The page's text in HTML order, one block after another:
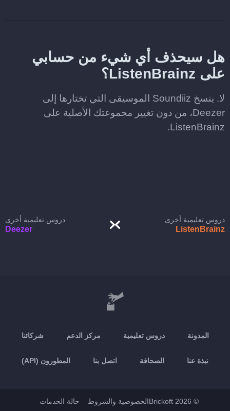
هل سيحذف أي شيء من حسابي
على ListenBrainz؟
لا. ينسخ Soundiiz الموسيقى التي تختارها إلى
Deezer، من دون تغيير مجموعتك الأصلية على
ListenBrainz.
دروس تعليمية أخرى
ListenBrainz
دروس تعليمية أخرى
Deezer
المدونة دروس تعليمية مركز الدعم شركائنا
نبذة عنا الصحافة اتصل بنا المطورون (API)
© 2026 Brickoft الخصوصية والشروط حالة الخدمات